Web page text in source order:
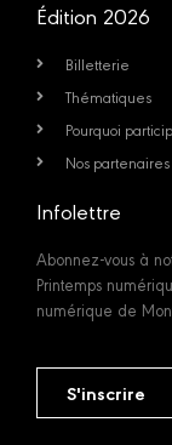
Édition 2026
Billetterie
Thématiques
Pourquoi
Nos partenaires
Infolettre
Abonnez-vous à
Printemps
numérique de
S'inscrire